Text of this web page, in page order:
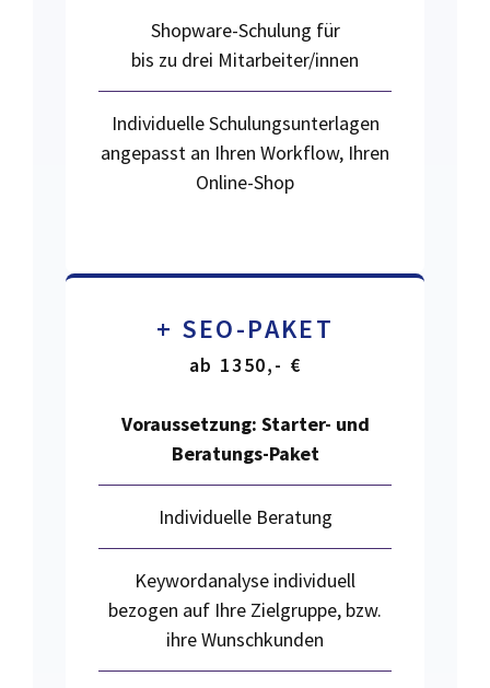
Shopware-Schulung für
bis zu drei Mitarbeiter/innen
Individuelle Schulungsunterlagen
angepasst an Ihren Workflow, Ihren
Online-Shop
+ SEO-PAKET
ab 1350,- €
Voraussetzung: Starter- und
Beratungs-Paket
Individuelle Beratung
Keywordanalyse individuell
bezogen auf Ihre Zielgruppe, bzw.
ihre Wunschkunden